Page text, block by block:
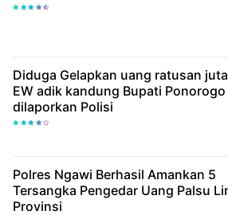
Diduga Gelapkan uang ratusan
EW adik kandung Bupati Ponorogo
dilaporkan Polisi
Polres Ngawi Berhasil Amankan 5
Tersangka Pengedar Uang Palsu
Provinsi